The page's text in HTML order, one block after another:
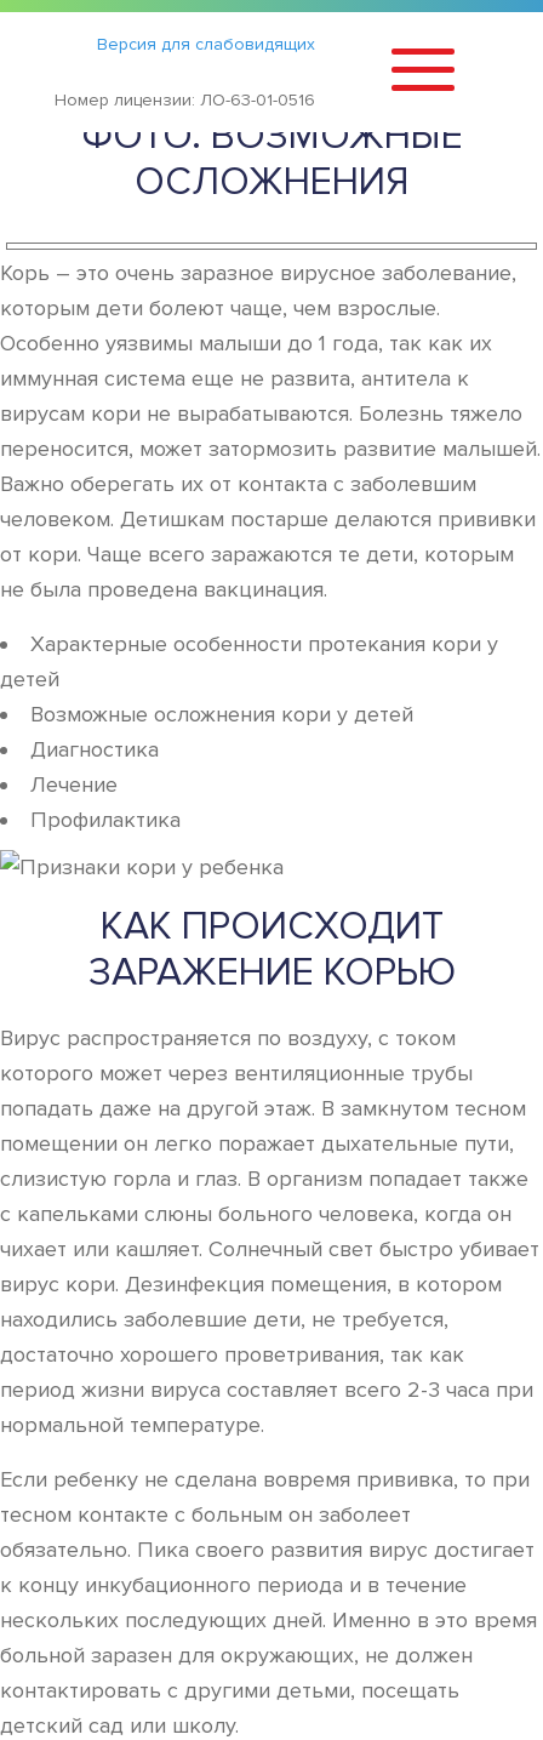
Версия для слабовидящих
Номер лицензии: ЛО-63-01-0516
Статьи ›
СИМПТОМЫ КОРИ У ДЕТЕЙ.
ФОТО. ВОЗМОЖНЫЕ
ОСЛОЖНЕНИЯ
Корь – это очень заразное вирусное заболевание,
которым дети болеют чаще, чем взрослые.
Особенно уязвимы малыши до 1 года, так как их
иммунная система еще не развита, антитела к
вирусам кори не вырабатываются. Болезнь тяжело
переносится, может затормозить развитие малышей.
Важно оберегать их от контакта с заболевшим
человеком. Детишкам постарше делаются прививки
от кори. Чаще всего заражаются те дети, которым
не была проведена вакцинация.
Характерные особенности протекания кори у
детей
Возможные осложнения кори у детей
Диагностика
Лечение
Профилактика
КАК ПРОИСХОДИТ
ЗАРАЖЕНИЕ КОРЬЮ
Вирус распространяется по воздуху, с током
которого может через вентиляционные трубы
попадать даже на другой этаж. В замкнутом тесном
помещении он легко поражает дыхательные пути,
слизистую горла и глаз. В организм попадает также
с капельками слюны больного человека, когда он
чихает или кашляет. Солнечный свет быстро убивает
вирус кори. Дезинфекция помещения, в котором
находились заболевшие дети, не требуется,
достаточно хорошего проветривания, так как
период жизни вируса составляет всего 2-3 часа при
нормальной температуре.
Если ребенку не сделана вовремя прививка, то при
тесном контакте с больным он заболеет
обязательно. Пика своего развития вирус достигает
к концу инкубационного периода и в течение
нескольких последующих дней. Именно в это время
больной заразен для окружающих, не должен
контактировать с другими детьми, посещать
детский сад или школу.